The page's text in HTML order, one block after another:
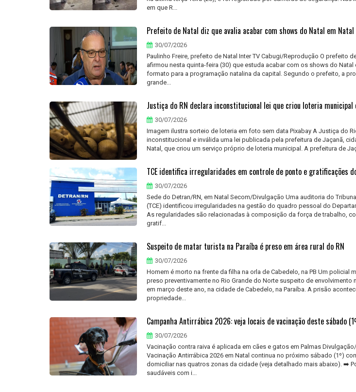
em que R...
Prefeito de Natal diz que avalia acabar com shows do Natal em Natal
30/07/2026
Paulinho Freire, prefeito de Natal Inter TV Cabugi/Reprodução O prefeito
afirmou nesta quinta-feira (30) que estuda acabar com os shows do Natal
formato para a programação natalina da capital. Segundo o prefeito, a
grande...
Justiça do RN declara inconstitucional lei que criou loteria municipal
30/07/2026
Imagem ilustra sorteio de loteria em foto sem data Pixabay A Justiça do
inconstitucional e inválida uma lei publicada pela prefeitura de Jaçanã,
Natal, que criou um serviço próprio de loteria municipal. A prefeitura de
TCE identifica irregularidades em controle de ponto e gratificações
30/07/2026
Sede do Detran/RN, em Natal Secom/Divulgação Uma auditoria do
(TCE) identificou irregularidades na gestão do quadro pessoal do
As regularidades são relacionadas à composição da força de trabalho,
gratif...
Suspeito de matar turista na Paraíba é preso em área rural do RN
30/07/2026
Homem é morto na frente da filha na orla de Cabedelo, na PB Um policial
preso preventivamente no Rio Grande do Norte suspeito de envolvimento
em março deste ano, na cidade de Cabedelo, na Paraíba. A prisão
propriedade...
Campanha Antirrábica 2026: veja locais de vacinação deste sábado
30/07/2026
Vacinação contra raiva é aplicada em cães e gatos em Palmas
Vacinação Antirrábica 2026 em Natal continua no próximo sábado (1º)
domiciliar nas quatros zonas da cidade (veja detalhado mais abaixo). ➡️
saudáveis com i...